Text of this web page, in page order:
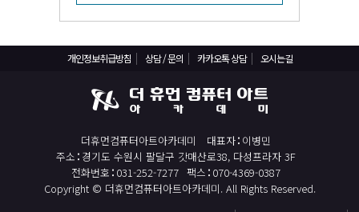
개인정보취급방침 상담 / 문의 카카오톡 상담 오시는길
더휴먼컴퓨터아트아카데미 대표자 이병민
주소 경기도 수원시 팔달구 갓매산로38, 다성프라자 3F
전화번호 031-252-7277 팩스 070-4369-0387
Copyright © 더휴먼컴퓨터아트아카데미. All Rights Reserved.
컴퓨터활용능력2급(필기+실기) 및 ITQ자격증 취득(한글,엑셀,파워포인트)
직업상담사 2급 (필기+실기) 자격증 취득과정
일러스트 자격증 취득과정(GTQi 1급)
전산회계 1급 / FAT 1급 자격증 취득과정
전산세무 2급 / TAT 2급 자격증 취득과정